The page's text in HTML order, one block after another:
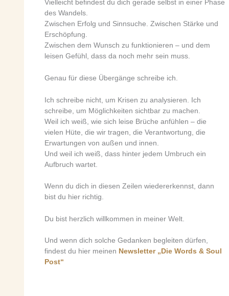
Vielleicht befindest du dich gerade selbst in einer Phase
des Wandels.
Zwischen Erfolg und Sinnsuche. Zwischen Stärke und
Erschöpfung.
Zwischen dem Wunsch zu funktionieren – und dem
leisen Gefühl, dass da noch mehr sein muss.
Genau für diese Übergänge schreibe ich.
Ich schreibe nicht, um Krisen zu analysieren. Ich
schreibe, um Möglichkeiten sichtbar zu machen.
Weil ich weiß, wie sich leise Brüche anfühlen – die
vielen Hüte, die wir tragen, die Verantwortung, die
Erwartungen von außen und innen.
Und weil ich weiß, dass hinter jedem Umbruch ein
Aufbruch wartet.
Wenn du dich in diesen Zeilen wiedererkennst, dann
bist du hier richtig.
Du bist herzlich willkommen in meiner Welt.
Und wenn dich solche Gedanken begleiten dürfen,
findest du hier meinen Newsletter „Die Words & Soul
Post“